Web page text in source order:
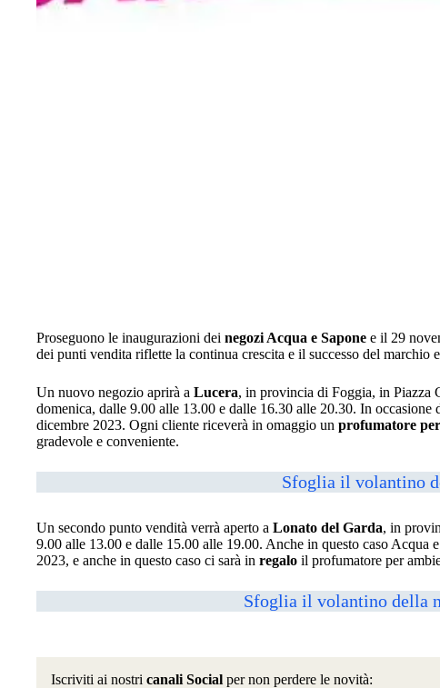
Proseguono le inaugurazioni dei negozi Acqua e Sapone e il 29
dei punti vendita riflette la continua crescita e il successo del marchio
Un nuovo negozio aprirà a Lucera, in provincia di Foggia, in Piazza
domenica, dalle 9.00 alle 13.00 e dalle 16.30 alle 20.30. In occasione
dicembre 2023. Ogni cliente riceverà in omaggio un profumatore
gradevole e conveniente.
Sfoglia il volantino
Un secondo punto vendità verrà aperto a Lonato del Garda, in
9.00 alle 13.00 e dalle 15.00 alle 19.00. Anche in questo caso
2023, e anche in questo caso ci sarà in regalo il profumatore per
Sfoglia il volantino della
Iscriviti ai nostri canali Social per non perdere le novità: